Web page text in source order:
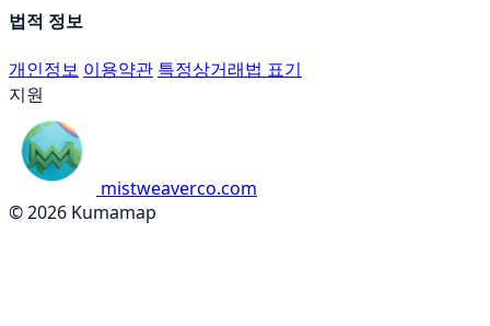
법적 정보
개인정보 이용약관 특정상거래법 표기
지원
mistweaverco.com
© 2026 Kumamap